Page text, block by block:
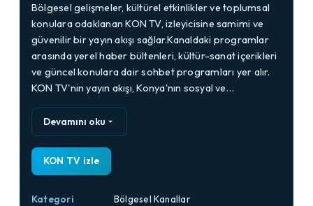
Bölgesel gelişmeler, kültürel etkinlikler ve toplumsal
konulara odaklanan KON TV, izleyicisine samimi ve
güvenilir bir yayın akışı sağlar.Kanaldaki programlar
arasında yerel haber bültenleri, kültür-sanat içerikleri
ve güncel konulara dair sohbet programları yer alır.
KON TV'nin yayın akışı, Konya'nın sosyal ve…
Devamını oku
KON TV izle
Kategori Bölgesel Kanallar